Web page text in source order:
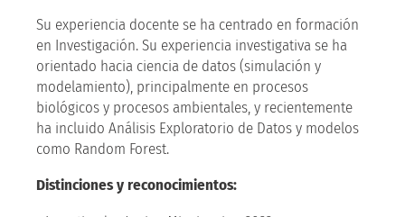
Su experiencia docente se ha centrado en formación
en Investigación. Su experiencia investigativa se ha
orientado hacia ciencia de datos (simulación y
modelamiento), principalmente en procesos
biológicos y procesos ambientales, y recientemente
ha incluido Análisis Exploratorio de Datos y modelos
como Random Forest.
Distinciones y reconocimientos: